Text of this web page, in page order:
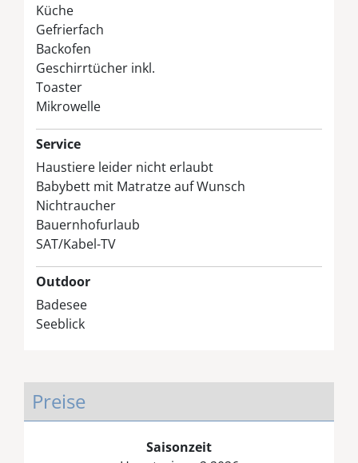
Küche
Gefrierfach
Backofen
Geschirrtücher inkl.
Toaster
Mikrowelle
Service
Haustiere leider nicht erlaubt
Babybett mit Matratze auf Wunsch
Nichtraucher
Bauernhofurlaub
SAT/Kabel-TV
Outdoor
Badesee
Seeblick
Preise
Saisonzeit